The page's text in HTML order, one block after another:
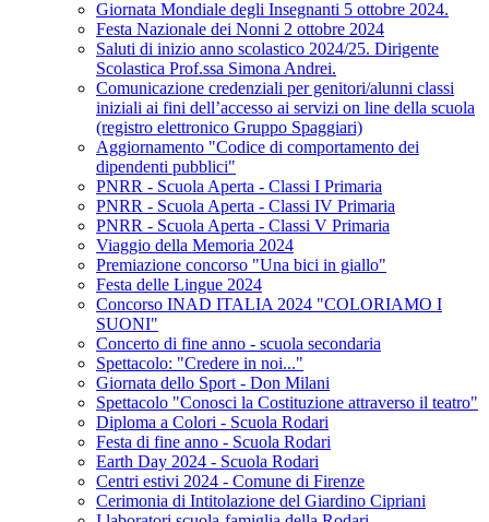
Giornata Mondiale degli Insegnanti 5 ottobre 2024.
Festa Nazionale dei Nonni 2 ottobre 2024
Saluti di inizio anno scolastico 2024/25. Dirigente
Scolastica Prof.ssa Simona Andrei.
Comunicazione credenziali per genitori/alunni classi
iniziali ai fini dell’accesso ai servizi on line della scuola
(registro elettronico Gruppo Spaggiari)
Aggiornamento "Codice di comportamento dei
dipendenti pubblici"
PNRR - Scuola Aperta - Classi I Primaria
PNRR - Scuola Aperta - Classi IV Primaria
PNRR - Scuola Aperta - Classi V Primaria
Viaggio della Memoria 2024
Premiazione concorso "Una bici in giallo"
Festa delle Lingue 2024
Concorso INAD ITALIA 2024 "COLORIAMO I
SUONI"
Concerto di fine anno - scuola secondaria
Spettacolo: "Credere in noi..."
Giornata dello Sport - Don Milani
Spettacolo "Conosci la Costituzione attraverso il teatro"
Diploma a Colori - Scuola Rodari
Festa di fine anno - Scuola Rodari
Earth Day 2024 - Scuola Rodari
Centri estivi 2024 - Comune di Firenze
Cerimonia di Intitolazione del Giardino Cipriani